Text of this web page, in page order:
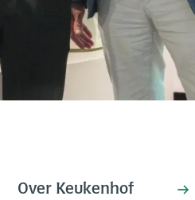
Over Keukenhof